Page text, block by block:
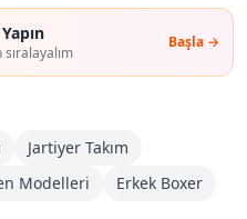
Başla →
Jartiyer Takım
Modelleri Erkek Boxer
Ekle